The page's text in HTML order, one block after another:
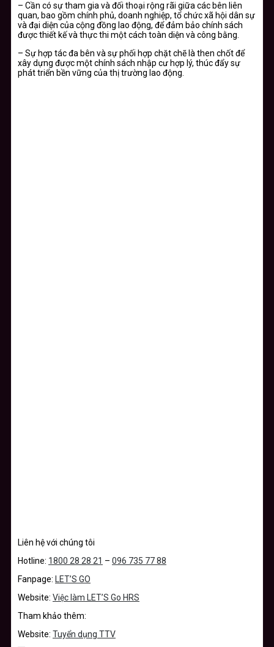
– Cần có sự tham gia và đối thoại rộng rãi giữa các bên liên
quan, bao gồm chính phủ, doanh nghiệp, tổ chức xã hội dân sự
và đại diện của cộng đồng lao động, để đảm bảo chính sách
được thiết kế và thực thi một cách toàn diện và công bằng.
– Sự hợp tác đa bên và sự phối hợp chặt chẽ là then chốt để
xây dựng được một chính sách nhập cư hợp lý, thúc đẩy sự
phát triển bền vững của thị trường lao động.
Liên hệ với chúng tôi
Hotline: 1800 28 28 21 – 096 735 77 88
Fanpage: LET’S GO
Website: Việc làm LET’S Go HRS
Tham khảo thêm:
Website: Tuyển dụng TTV